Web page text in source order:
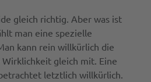
gleich richtig. Aber was ist
man eine spezielle
kann rein willkürlich die
gleich mit. Eine
letztlich willkürlich.